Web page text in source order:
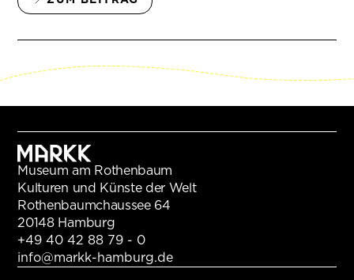
Museum am Rothenbaum
Kulturen und Künste der Welt
Rothenbaumchaussee 64
20148 Hamburg
+49 40 42 88 79 - 0
info@markk-hamburg.de